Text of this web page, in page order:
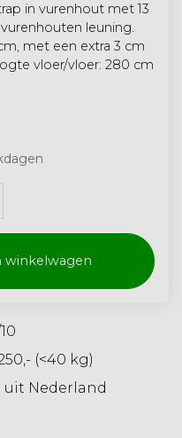
in vurenhout met 13
leuning.
met een extra 3 cm
vloer/vloer: 280 cm
winkelwagen
(<40 kg)
Nederland